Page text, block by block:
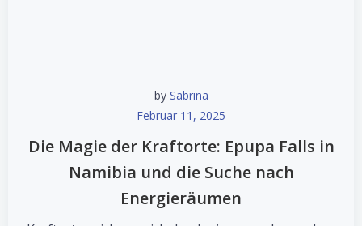
by Sabrina
Februar 11, 2025
Die Magie der Kraftorte: Epupa Falls in
Namibia und die Suche nach
Energieräumen